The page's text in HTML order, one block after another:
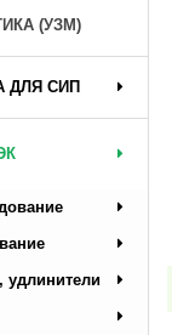
(УЗМ)
ДЛЯ СИП
удлинители